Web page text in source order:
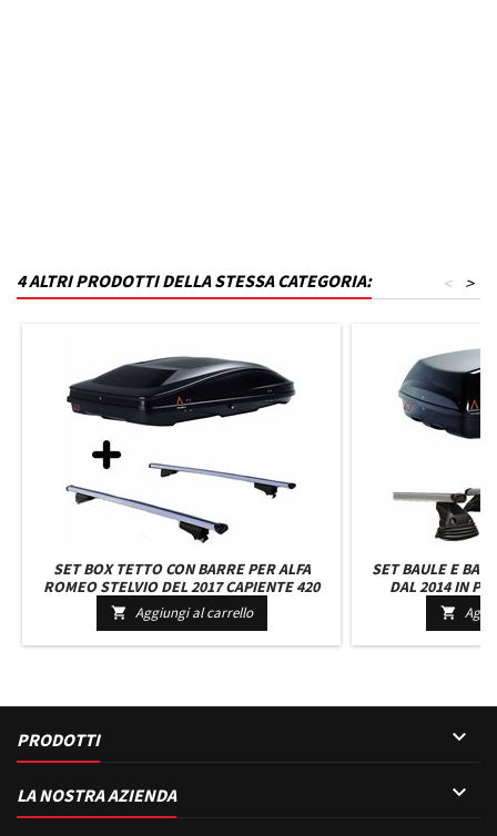
4 ALTRI PRODOTTI DELLA STESSA CATEGORIA: >
<
SET BOX TETTO CON BARRE PER ALFA
ROMEO STELVIO DEL 2017 CAPIENTE 420
LITRI COLORE NERO CON 2 SERRATURE
BARRE 127 CM C/SERRATURA
 Aggiungi al carrello
SET BAULE E
DAL 2014 IN
COLORE NERO
CM C/

PRODOTTI 
LA NOSTRA AZIENDA 